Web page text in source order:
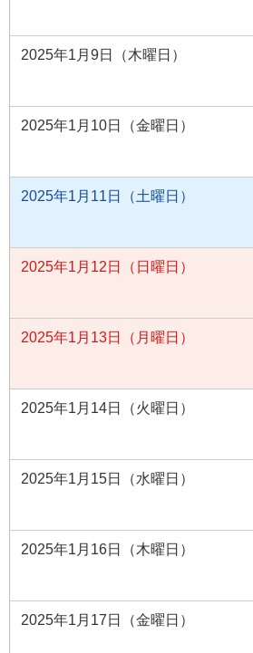
2025年1月9日（木曜日）
2025年1月10日（金曜日）
2025年1月11日（土曜日）
2025年1月12日（日曜日）
2025年1月13日（月曜日）
2025年1月14日（火曜日）
2025年1月15日（水曜日）
2025年1月16日（木曜日）
2025年1月17日（金曜日）